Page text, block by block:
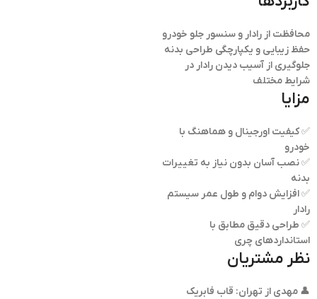
محافظت از رادار و سنسور جلو خودرو
حفظ زیبایی و یکپارچگی طراحی بدنه
جلوگیری از آسیب دیدن رادار در
شرایط مختلف
مزایا
✅ کیفیت اورجینال و هماهنگ با
خودرو
✅ نصب آسان بدون نیاز به تغییرات
بدنه
✅ افزایش دوام و طول عمر سیستم
رادار
✅ طراحی دقیق مطابق با
استانداردهای چری
نظر مشتریان
👤 مهدی از تهران: قاب فابریک